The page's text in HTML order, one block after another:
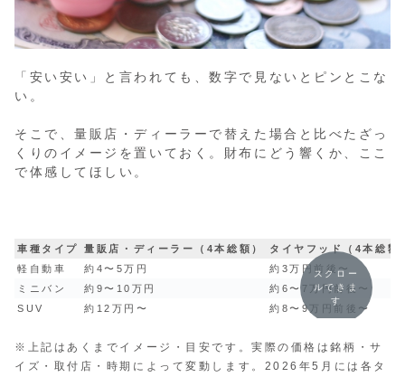
「安い安い」と言われても、数字で見ないとピンとこな
い。
そこで、量販店・ディーラーで替えた場合と比べたざっ
くりのイメージを置いておく。財布にどう響くか、ここ
で体感してほしい。
車種タイプ 量販店・ディーラー（4本総額）
タイヤフッド（4本総額
軽自動車
約4〜5万円
約3万円前後〜
ミニバン
約9〜10万円
約6〜7万円前後〜
SUV
約12万円〜 約8〜9万円前後〜
スクロー
ルできま
す
※上記はあくまでイメージ・目安です。実際の価格は銘柄・サ
イズ・取付店・時期によって変動します。2026年5月には各タ